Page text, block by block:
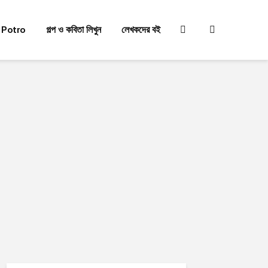
গল্প ও কবিতা লিখুন লেখকদের বই